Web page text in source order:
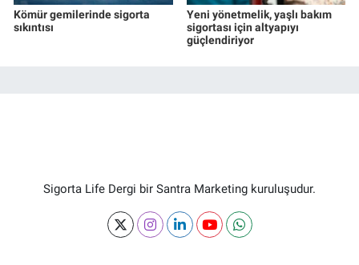
Kömür gemilerinde sigorta
sıkıntısı
Yeni yönetmelik, yaşlı bakım
sigortası için altyapıyı
güçlendiriyor
Sigorta Life Dergi bir Santra Marketing kuruluşudur.